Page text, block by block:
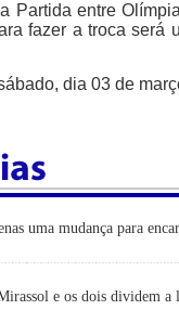
Partida entre
fazer a troca
dia 03 de
uma mudança para
e os dois dividem a